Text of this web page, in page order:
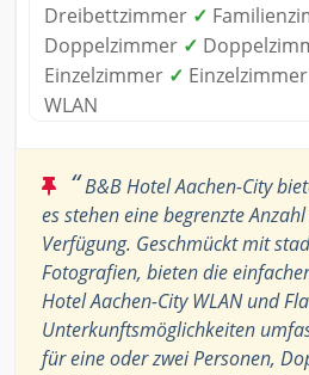
Dreibettzimmer ✓
Doppelzimmer ✓
Einzelzimmer ✓
WLAN
“B&B Hotel Aachen-City
es stehen eine begrenzte
Verfügung. Geschmückt mit
Fotografien, bieten die
Hotel Aachen-City WLAN und
Unterkunftsmöglichkeiten
für eine oder zwei Personen,